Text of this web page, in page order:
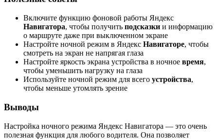
Включите функцию фоновой работы Яндекс
Навигатора, чтобы получить подсказки и информацию
о маршруте даже при выключенном экране
Настройте ночной режим в Яндекс Навигаторе, чтобы
смотреть на экран не напрягая глаза
Настройте яркость экрана устройства в ночное время,
чтобы уменьшить нагрузку на глаза
Используйте ночной режим для всего устройства,
чтобы меньше утомлять зрение
Выводы
Настройка ночного режима Яндекс Навигатора — это очень
полезная функция для любого водителя. Она позволяет